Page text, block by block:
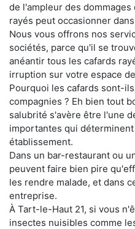
de l'ampleur des
rayés peut occasionner
Nous vous offrons nos
sociétés, parce qu'il se
anéantir tous les cafards
irruption sur votre espace
Pourquoi les cafards sont-
compagnies ? Eh bien tout
salubrité s'avère être l'une
importantes qui
établissement.
Dans un bar-restaurant ou
peuvent faire bien pire
les rendre malade, et dans
entreprise.
À Tart-le-Haut 21, si vous
insectes nuisibles comme